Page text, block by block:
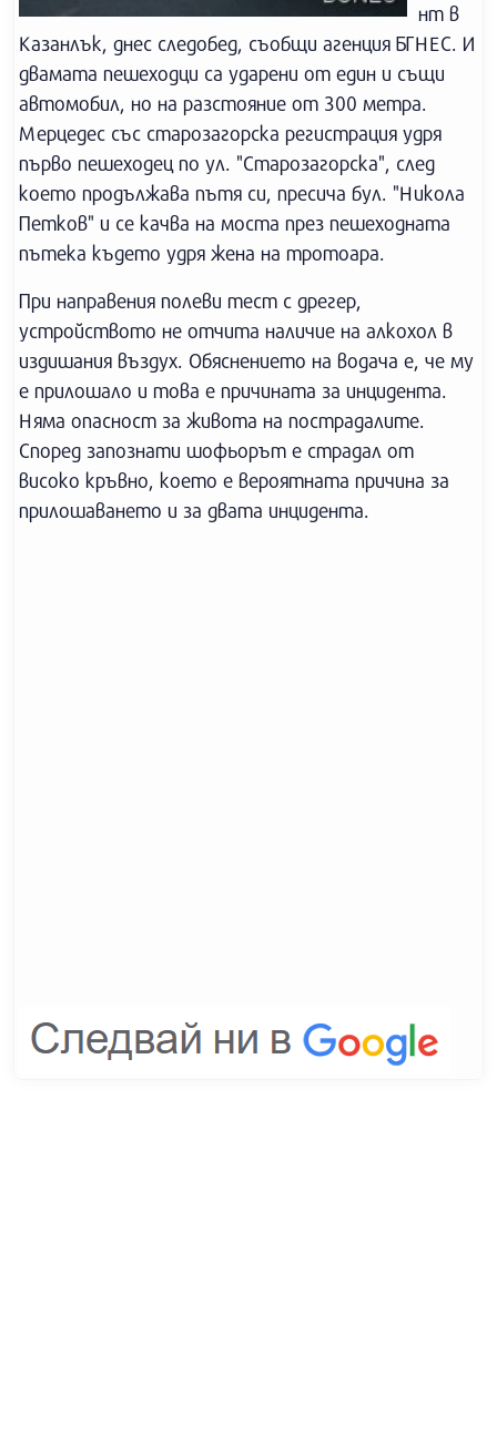
нт в
Казанлък, днес следобед, съобщи агенция БГНЕС. И
двамата пешеходци са ударени от един и същи
автомобил, но на разстояние от 300 метра.
Мерцедес със старозагорска регистрация удря
първо пешеходец по ул. "Старозагорска", след
което продължава пътя си, пресича бул. "Никола
Петков" и се качва на моста през пешеходната
пътека където удря жена на тротоара.
При направения полеви тест с дрегер,
устройството не отчита наличие на алкохол в
издишания въздух. Обяснението на водача е, че му
е прилошало и това е причината за инцидента.
Няма опасност за живота на пострадалите.
Според запознати шофьорът е страдал от
високо кръвно, което е вероятната причина за
прилошаването и за двата инцидента.